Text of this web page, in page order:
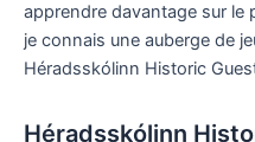
apprendre davantage sur le
je connais une auberge de
Héradsskólinn Historic
Héradsskólinn